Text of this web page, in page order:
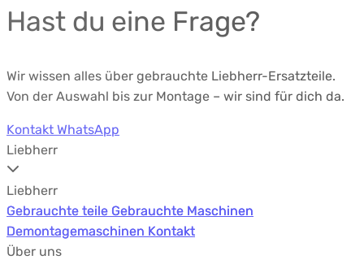
Hast du eine Frage?
Wir wissen alles über gebrauchte Liebherr-Ersatzteile.
Von der Auswahl bis zur Montage – wir sind für dich da.
KontaktWhatsApp
Liebherr
Liebherr
Gebrauchte teileGebrauchte Maschinen
DemontagemaschinenKontakt
Gebrauchte teileGebrauchte Maschinen
DemontagemaschinenKontakt
Über uns